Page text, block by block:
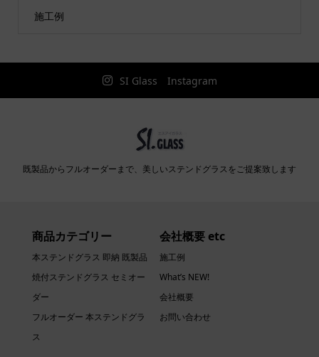
施工例
SI Glass Instagram
既製品からフルオーダーまで、美しいステンドグラスをご提案致します
商品カテゴリー
本ステンドグラス 即納 既製品
焼付ステンドグラス セミオー
ダー
フルオーダー 本ステンドグラ
ス
会社概要 etc
施工例
What’s NEW!
会社概要
お問い合わせ